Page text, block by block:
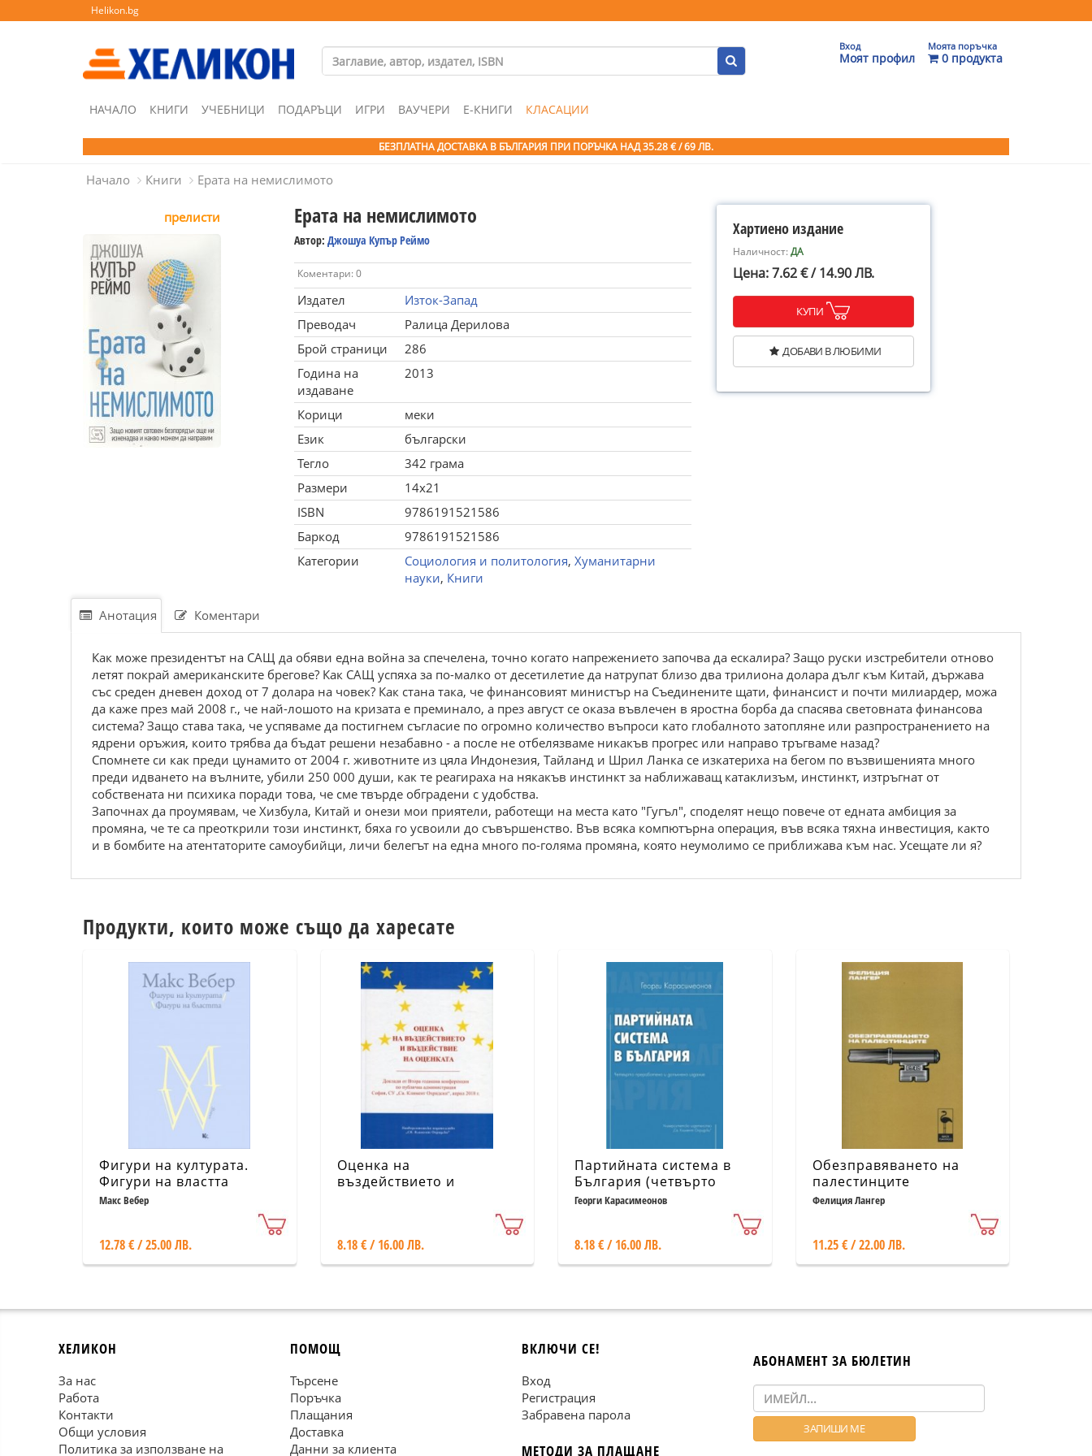
Helikon.bg
Вход
Моят профил
Моята поръчка
0 продукта
НАЧАЛО КНИГИ УЧЕБНИЦИ ПОДАРЪЦИ ИГРИ ВАУЧЕРИ Е-КНИГИ КЛАСАЦИИ
БЕЗПЛАТНА ДОСТАВКА В БЪЛГАРИЯ ПРИ ПОРЪЧКА НАД 35.28 € / 69 ЛВ.
Начало Книги Ерата на немислимото
прелисти Ерата на немислимото
Автор: Джошуа Купър Реймо
Коментари: 0
Издател
Изток-Запад
Преводач
Ралица Дерилова
Брой страници
286
Година на
издаване
2013
Корици
меки
Език
български
Тегло
342 грама
Размери
14x21
ISBN
9786191521586
Баркод
9786191521586
Категории
Социология и политология, Хуманитарни
науки, Книги
Хартиено издание
Наличност:ДА
Цена: 7.62 € / 14.90 ЛВ.
КУПИ
ДОБАВИ В ЛЮБИМИ
Анотация Коментари
Как може президентът на САЩ да обяви една война за спечелена, точно когато напрежението започва да ескалира? Защо руски изстребители отново
летят покрай американските брегове? Как САЩ успяха за по-малко от десетилетие да натрупат близо два трилиона долара дълг към Китай, държава
със среден дневен доход от 7 долара на човек? Как стана така, че финансовият министър на Съединените щати, финансист и почти милиардер, можа
да каже през май 2008 г., че най-лошото на кризата е преминало, а през август се оказа въвлечен в яростна борба да спасява световната финансова
система? Защо става така, че успяваме да постигнем съгласие по огромно количество въпроси като глобалното затопляне или разпространението на
ядрени оръжия, които трябва да бъдат решени незабавно - а после не отбелязваме никакъв прогрес или направо тръгваме назад?
Спомнете си как преди цунамито от 2004 г. животните из цяла Индонезия, Тайланд и Шрил Ланка се изкатериха на бегом по възвишенията много
преди идването на вълните, убили 250 000 души, как те реагираха на някакъв инстинкт за наближаващ катаклизъм, инстинкт, изтръгнат от
собствената ни психика поради това, че сме твърде обградени с удобства.
Започнах да проумявам, че Хизбула, Китай и онези мои приятели, работещи на места като "Гугъл", споделят нещо повече от едната амбиция за
промяна, че те са преоткрили този инстинкт, бяха го усвоили до съвършенство. Във всяка компютърна операция, във всяка тяхна инвестиция, както
и в бомбите на атентаторите самоубийци, личи белегът на една много по-голяма промяна, която неумолимо се приближава към нас. Усещате ли я?
Продукти, които може също да харесате
Фигури на културата.
Фигури на властта
Макс Вебер
12.78 € / 25.00 ЛВ.
Оценка на
въздействието и
8.18 € / 16.00 ЛВ.
Партийната система в
България (четвърто
преработено и
Георги Карасимеонов
8.18 € / 16.00 ЛВ.
Обезправяването на
палестинците
Фелиция Лангер
11.25 € / 22.00 ЛВ.
ХЕЛИКОН
За нас
Работа
Контакти
Общи условия
Политика за използване на
ПОМОЩ
Търсене
Поръчка
Плащания
Доставка
Данни за клиента
ВКЛЮЧИ СЕ!
Вход
Регистрация
Забравена парола
МЕТОДИ ЗА ПЛАЩАНЕ
АБОНАМЕНТ ЗА БЮЛЕТИН